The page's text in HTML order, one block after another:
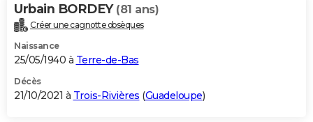
Urbain BORDEY (81 ans)
Créer une cagnotte obsèques
Naissance
25/05/1940 à Terre-de-Bas
Décès
21/10/2021 à Trois-Rivières (Guadeloupe)